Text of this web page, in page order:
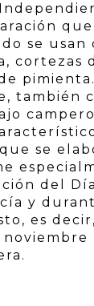
se usan
cortezas
también
se
del
y
es
noviembre